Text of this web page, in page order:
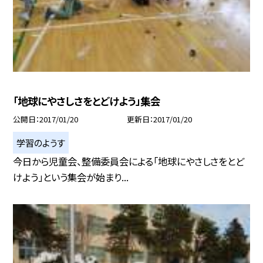
「地球にやさしさをとどけよう」集会
公開日 2017/01/20 更新日 2017/01/20
学習のようす
今日から児童会、整備委員会による「地球にやさしさをとど
けよう」という集会が始まり...